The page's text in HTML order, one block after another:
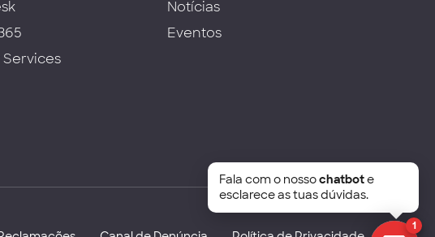
Notícias
Eventos
1
Fala com o nossochatbote
esclarece as tuas dúvidas.